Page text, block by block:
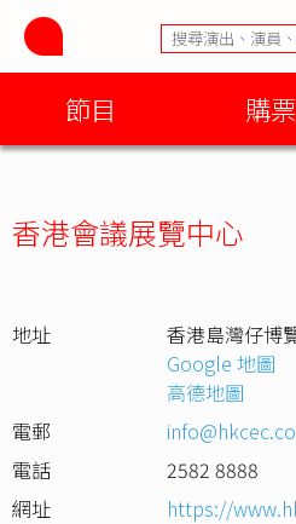
節目 購票
香港會議展覽中心
地址
香港島灣仔博
Google 地圖
高德地圖
電郵
電話
2582 8888
網址
https://